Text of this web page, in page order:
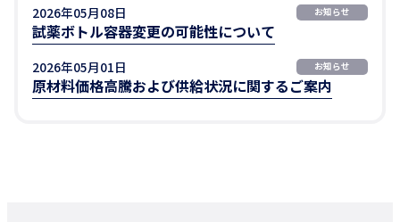
2026年05月08日 お知らせ
試薬ボトル容器変更の可能性について
2026年05月01日 お知らせ
原材料価格高騰および供給状況に関するご案内